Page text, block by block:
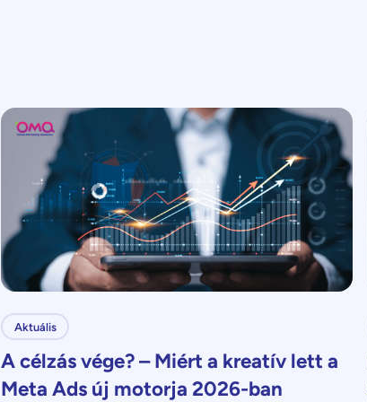
Aktuális
A célzás vége? – Miért a kreatív lett a
Meta Ads új motorja 2026-ban